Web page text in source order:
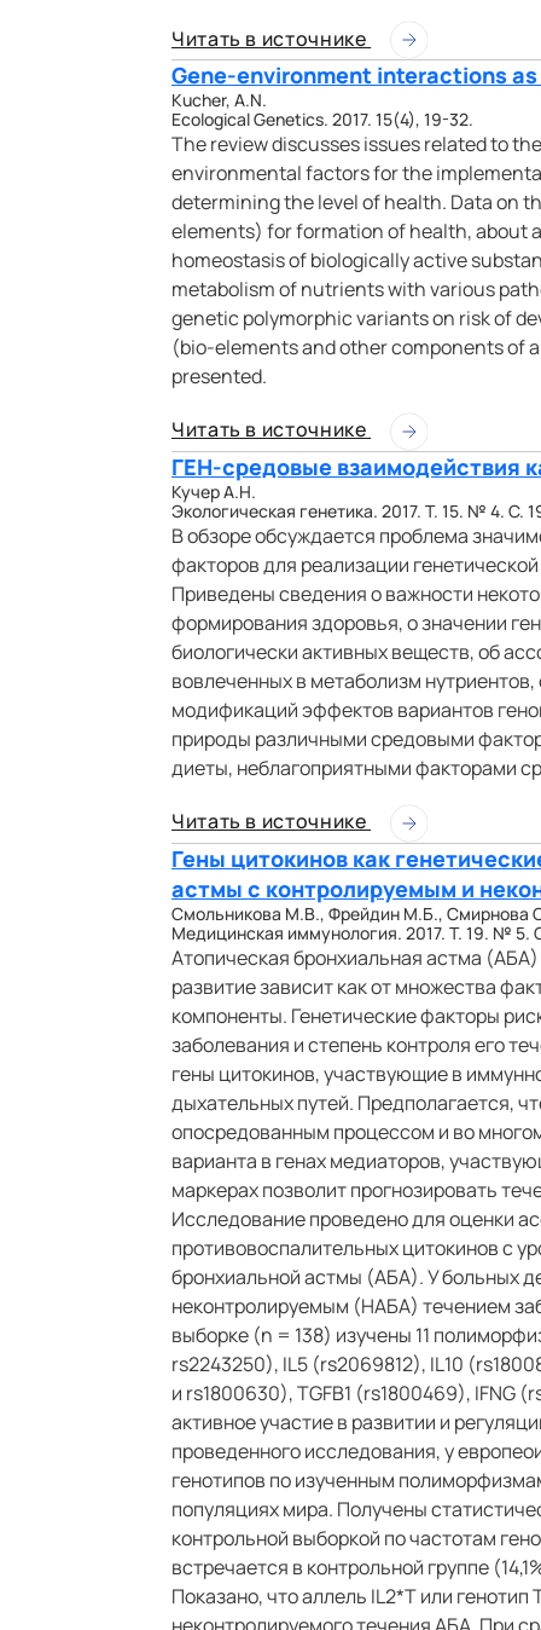
Читать в источнике
Gene-environment interactions
Kucher, A.N.
Ecological Genetics. 2017. 15(4), 19-32.
The review discusses issues related to
environmental factors for the
determining the level of health. Data on
elements) for formation of health, about
homeostasis of biologically active
metabolism of nutrients with various
genetic polymorphic variants on risk of
(bio-elements and other components of
presented.
Читать в источнике
ГЕН-средовые взаимодействия
Кучер А.Н.
Экологическая генетика. 2017. Т. 15. № 4. С.
В обзоре обсуждается проблема
факторов для реализации
Приведены сведения о важности
формирования здоровья, о значении
биологически активных веществ, об
вовлеченных в метаболизм
модификаций эффектов вариантов
природы различными средовыми
диеты, неблагоприятными факторами
Читать в источнике
Гены цитокинов как
астмы с контролируемым и
Cмольникова М.В., Фрейдин М.Б., Смирнова
Медицинская иммунология. 2017. Т. 19. № 5.
Атопическая бронхиальная астма
развитие зависит как от множества
компоненты. Генетические факторы
заболевания и степень контроля его
гены цитокинов, участвующие в
дыхательных путей. Предполагается,
опосредованным процессом и во
варианта в генах медиаторов,
маркерах позволит прогнозировать
Исследование проведено для оценки
противовоспалительных цитокинов с
бронхиальной астмы (АБА). У больных
неконтролируемым (НАБА) течением
выборке (n = 138) изучены 11
rs2243250), IL5 (rs2069812), IL10
и rs1800630), TGFB1 (rs1800469),
активное участие в развитии и
проведенного исследования, у
генотипов по изученным
популяциях мира. Получены
контрольной выборкой по частотам
встречается в контрольной группе
Показано, что аллель IL2*T или